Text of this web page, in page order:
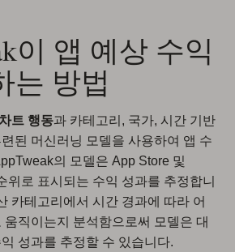
이 앱 예상 수익
는 방법
트 행동과 카테고리, 국가, 시간 기반
된 머신러닝 모델을 사용하여 앱 수
의 모델은 App Store 및
위로 표시되는 수익 성과를 추정합니
카테고리에서 시간 경과에 따라 어
움직이는지 분석함으로써 모델은 대
성과를 추정할 수 있습니다.